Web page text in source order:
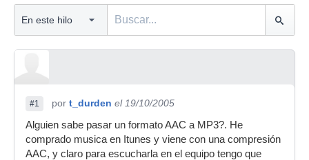
#1 por t_durden el 19/10/2005
Alguien sabe pasar un formato AAC a MP3?. He
comprado musica en Itunes y viene con una compresión
AAC, y claro para escucharla en el equipo tengo que